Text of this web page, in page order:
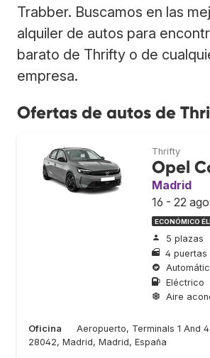
Trabber. Buscamos en las
alquiler de autos para
barato de Thrifty o de
empresa.
Ofertas de autos de
Thrifty
Opel
Madrid
16 - 22
ECONÓMICO
5 plazas
4 puertas
Eléctrico
Aire
Oficina
Aeropuerto, Terminals 1 And
28042, Madrid, Madrid, España